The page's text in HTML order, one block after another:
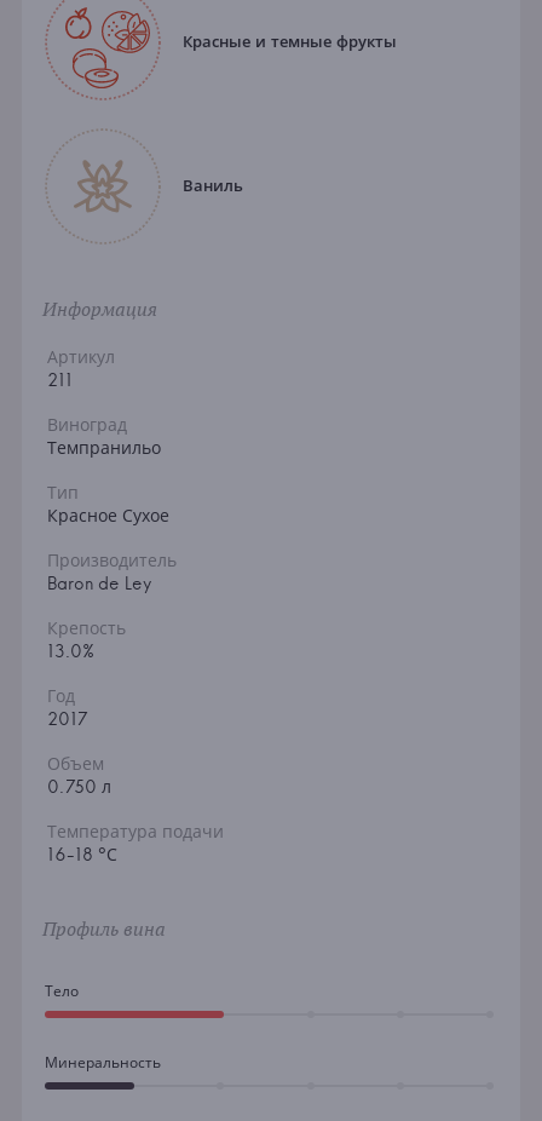
Красные и темные фрукты
Ваниль
Информация
Артикул
211
Виноград
Темпранильо
Тип
Красное Сухое
Производитель
Baron de Ley
Крепость
13.0%
Год
2017
Объем
0.750 л
Температура подачи
16-18 °С
Профиль вина
Тело
Минеральность